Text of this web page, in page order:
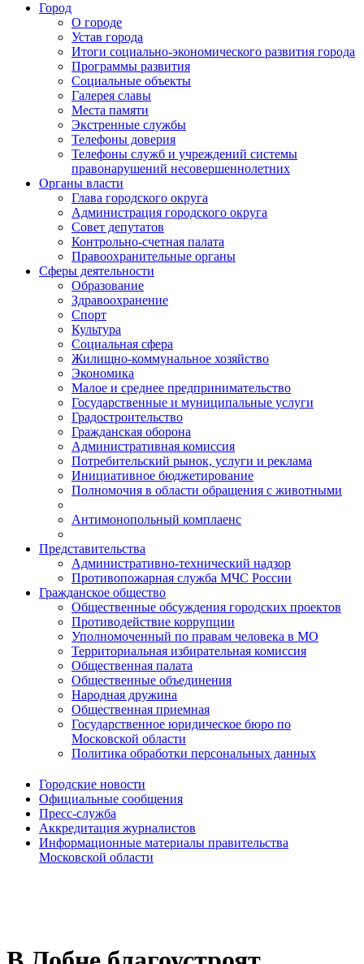
Город
О городе
Устав города
Итоги социально-экономического развития города
Программы развития
Социальные объекты
Галерея славы
Места памяти
Экстренные службы
Телефоны доверия
Телефоны служб и учреждений системы
правонарушений несовершеннолетних
Органы власти
Глава городского округа
Администрация городcкого округа
Совет депутатов
Контрольно-счетная палата
Правоохранительные органы
Сферы деятельности
Образование
Здравоохранение
Спорт
Культура
Социальная сфера
Жилищно-коммунальное хозяйство
Экономика
Малое и среднее предпринимательство
Государственные и муниципальные услуги
Градостроительство
Гражданская оборона
Административная комиссия
Потребительский рынок, услуги и реклама
Инициативное бюджетирование
Полномочия в области обращения с животными
Антимонопольный комплаенс
Представительства
Административно-технический надзор
Противопожарная служба МЧС России
Гражданское общество
Общественные обсуждения городских проектов
Противодействие коррупции
Уполномоченный по правам человека в МО
Территориальная избирательная комиссия
Общественная палата
Общественные объединения
Народная дружина
Общественная приемная
Государственное юридическое бюро по
Московской области
Политика обработки персональных данных
Городские новости
Официальные сообщения
Пресс-служба
Аккредитация журналистов
Информационные материалы правительства
Московской области